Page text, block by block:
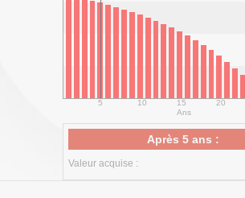
5 10 15 20
Ans
Après 5 ans :
Valeur acquise :